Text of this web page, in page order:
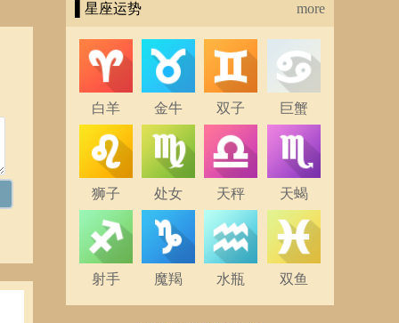
▌星座运势 more
白羊 金牛 双子 巨蟹
狮子 处女 天秤 天蝎
射手 魔羯 水瓶 双鱼